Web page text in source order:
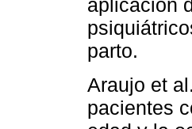
aplicación
parto.
Araujo et
pacientes